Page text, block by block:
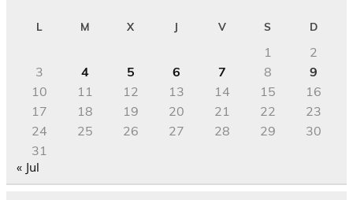
L M X J V S D
1
2
3
4 5 6 7 8
9
10
11 12 13 14 15
16
17
18 19 20 21 22
23
24
25 26 27 28 29
30
31
« Jul